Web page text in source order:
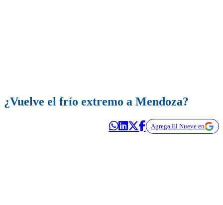
¿Vuelve el frío extremo a Mendoza?
Agrega El Nueve en